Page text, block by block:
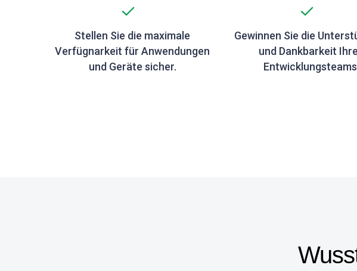
Stellen Sie die maximale
Verfügnarkeit für Anwendungen
und Geräte sicher.
Gewinnen Sie die
und Dankbarkeit